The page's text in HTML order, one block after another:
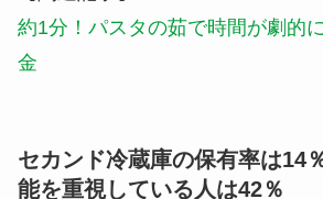
約1分！パスタの茹で時間が劇的
金
セカンド冷蔵庫の保有率は14
能を重視している人は42％